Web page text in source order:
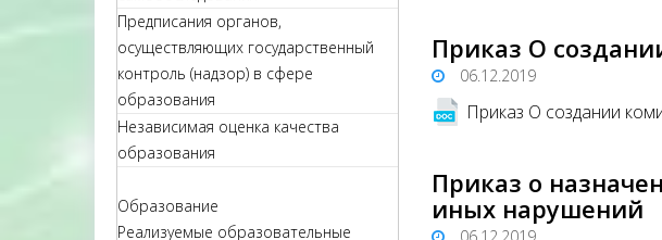
Предписания органов,
осуществляющих государственный
контроль (надзор) в сфере
образования
Независимая оценка качества
образования
Образование
Реализуемые образовательные
Приказ О
06.12.2019
Приказ О создании
Приказ о
иных нарушений